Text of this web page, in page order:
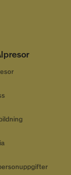
till
ställa in
om
sekunder